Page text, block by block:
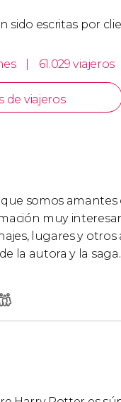
sido escritas por
61.029 viajeros
de viajeros
somos
muy
lugares y
la autora y la